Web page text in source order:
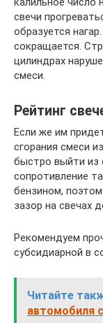
свечи
образуется
сокращается.
цилиндрах
смеси.
Рейтинг
Если же им
сгорания смеси
быстро выйти из
сопротивление
бензином,
зазор на свечах
Рекомендуем
субсидиарной в
Читайте
автомобиля